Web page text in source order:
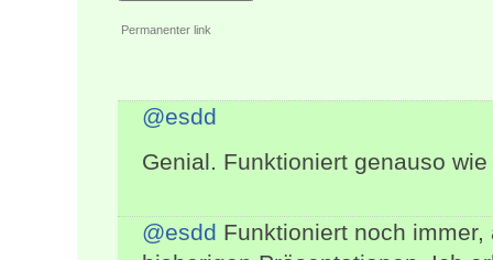
Permanenter link
@esdd
Genial. Funktioniert genauso
@esdd Funktioniert noch